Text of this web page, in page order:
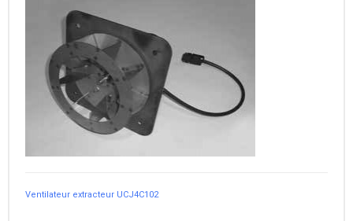
Ventilateur extracteur UCJ4C102